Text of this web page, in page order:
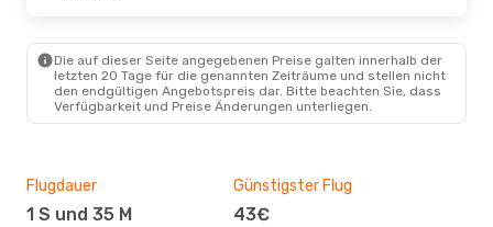
Die auf dieser Seite angegebenen Preise galten innerhalb der
letzten 20 Tage für die genannten Zeiträume und stellen nicht
den endgültigen Angebotspreis dar. Bitte beachten Sie, dass
Verfügbarkeit und Preise Änderungen unterliegen.
Flugdauer
1 S und 35 M
Günstigster Flug
43€